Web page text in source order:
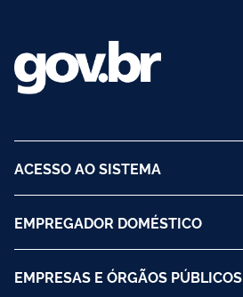
ACESSO AO SISTEMA
EMPREGADOR DOMÉSTICO
EMPRESAS E ÓRGÃOS PÚBLICOS